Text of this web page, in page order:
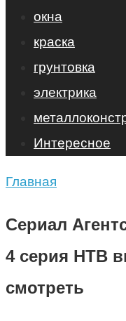
окна
краска
грунтовка
электрика
Интересное
Главная
Сериал
4 серия НТВ
смотреть